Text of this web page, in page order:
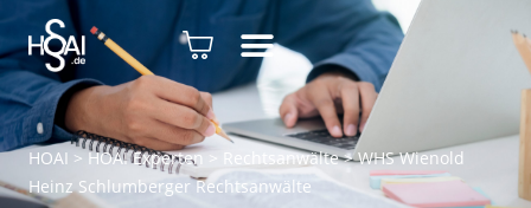
HOAI > HOAI Experten> Rechtsanwälte>WHS Wienold
Heinz Schlumberger Rechtsanwälte